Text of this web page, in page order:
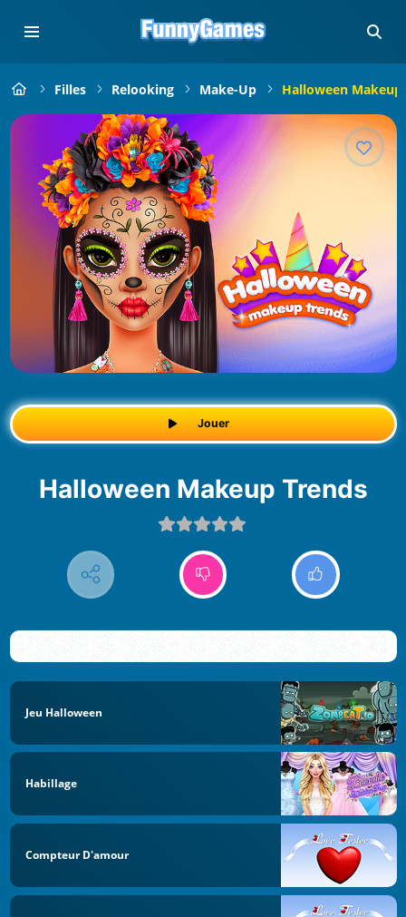
Filles Relooking Make-Up Halloween Makeup
Jouer
Halloween Makeup Trends
Jeu Halloween
Habillage
Compteur D'amour